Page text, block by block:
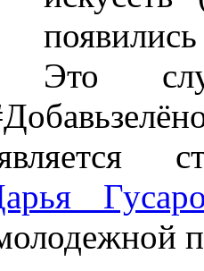
Это